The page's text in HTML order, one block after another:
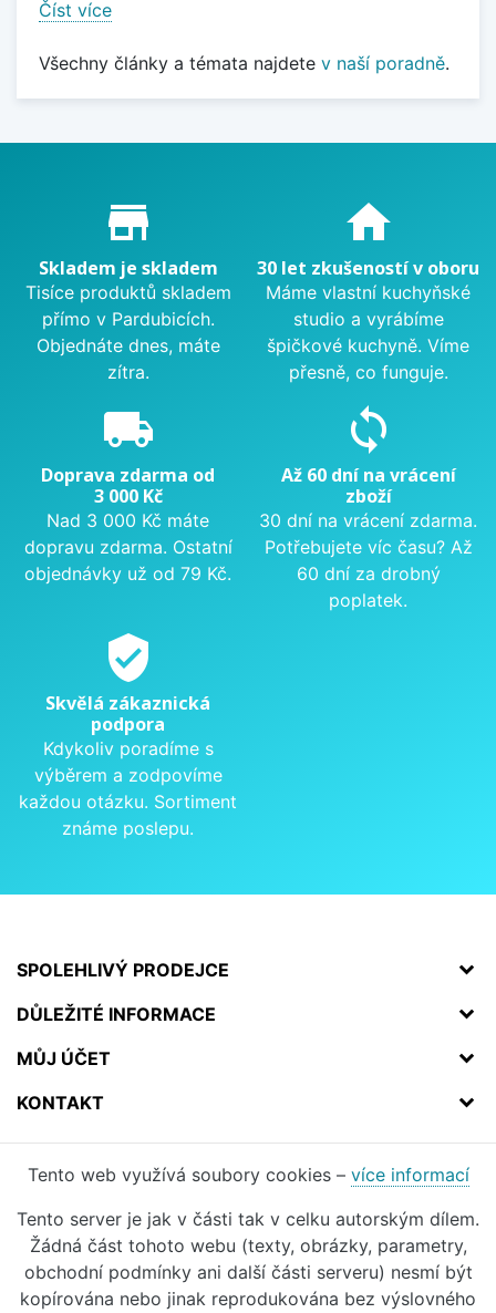
Číst více
Všechny články a témata najdete v naší poradně.
Proč nakupovat u nás?
store_mall_directory
Skladem je skladem
Tisíce produktů skladem
přímo v Pardubicích.
Objednáte dnes, máte
zítra.
home
30 let zkušeností v oboru
Máme vlastní kuchyňské
studio a vyrábíme
špičkové kuchyně. Víme
přesně, co funguje.
local_shipping
Doprava zdarma od
3 000 Kč
Nad 3 000 Kč máte
dopravu zdarma. Ostatní
objednávky už od 79 Kč.
sync
Až 60 dní na vrácení
zboží
30 dní na vrácení zdarma.
Potřebujete víc času? Až
60 dní za drobný
poplatek.
verified_user
Skvělá zákaznická
podpora
Kdykoliv poradíme s
výběrem a zodpovíme
každou otázku. Sortiment
známe poslepu.
SPOLEHLIVÝ PRODEJCE
DŮLEŽITÉ INFORMACE
MŮJ ÚČET
KONTAKT
Tento web využívá soubory cookies – více informací
Tento server je jak v části tak v celku autorským dílem.
Žádná část tohoto webu (texty, obrázky, parametry,
obchodní podmínky ani další části serveru) nesmí být
kopírována nebo jinak reprodukována bez výslovného